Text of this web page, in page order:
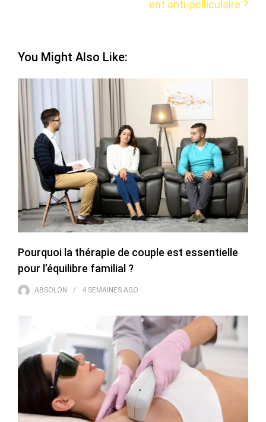
ent anti-pelliculaire ?
You Might Also Like:
Pourquoi la thérapie de couple est essentielle
pour l’équilibre familial ?
ABSOLON 4 SEMAINES AGO